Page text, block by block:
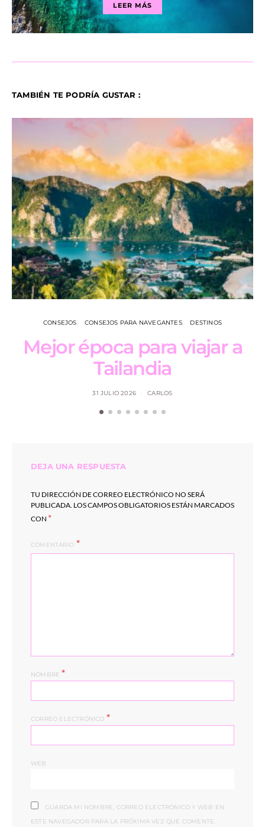
LEER MÁS
TAMBIÉN TE PODRÍA GUSTAR :
CONSEJOS CONSEJOS PARA NAVEGANTES DESTINOS
Mejor época para viajar a
Tailandia
31 JULIO 2026 CARLOS
DEJA UNA RESPUESTA
TU DIRECCIÓN DE CORREO ELECTRÓNICO NO SERÁ
PUBLICADA. LOS CAMPOS OBLIGATORIOS ESTÁN MARCADOS
CON *
COMENTARIO
NOMBRE*
CORREO ELECTRÓNICO *
WEB
GUARDA MI NOMBRE, CORREO ELECTRÓNICO Y WEB EN
ESTE NAVEGADOR PARA LA PRÓXIMA VEZ QUE COMENTE.